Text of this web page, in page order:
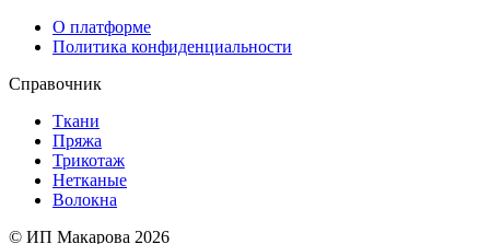
О платформе
Политика конфиденциальности
Справочник
Ткани
Пряжа
Трикотаж
Нетканые
Волокна
© ИП Макарова 2026